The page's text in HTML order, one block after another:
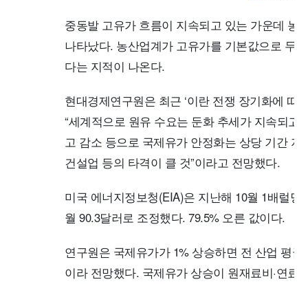
중동발 고유가 흐름이 지속되고 있는 가운데 농
나타났다. 농산업계가 고유가를 기본값으로 두
다는 지적이 나온다.
현대경제연구원은 최근 ‘이란 전쟁 장기화에 따
“세계적으로 원유 수요는 둔화 추세가 지속되
고 감소 등으로 국제유가 안정화는 상당 기간 지
건설업 등의 타격이 클 것”이라고 전망했다.
미국 에너지정보청(EIA)은 지난해 10월 1배럴
월 90.3달러로 조정했다. 79.5% 오른 값이다.
연구원은 국제유가가 1% 상승하면 전 산업 평
이라 전망했다. 국제유가 상승이 원재료비·연료